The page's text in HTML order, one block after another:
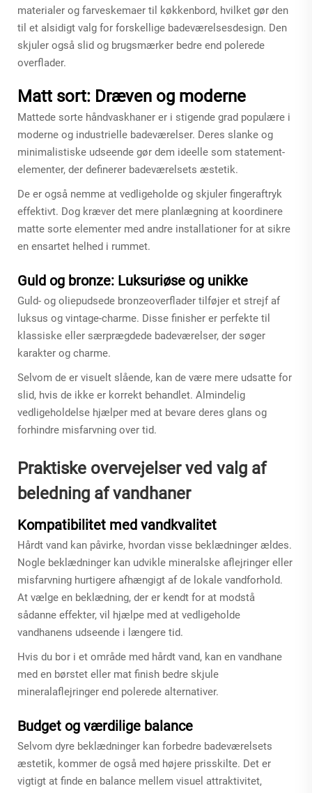
materialer og farveskemaer til køkkenbord, hvilket gør den
til et alsidigt valg for forskellige badeværelsesdesign. Den
skjuler også slid og brugsmærker bedre end polerede
overflader.
Matt sort: Dræven og moderne
Mattede sorte håndvaskhaner er i stigende grad populære i
moderne og industrielle badeværelser. Deres slanke og
minimalistiske udseende gør dem ideelle som statement-
elementer, der definerer badeværelsets æstetik.
De er også nemme at vedligeholde og skjuler fingeraftryk
effektivt. Dog kræver det mere planlægning at koordinere
matte sorte elementer med andre installationer for at sikre
en ensartet helhed i rummet.
Guld og bronze: Luksuriøse og unikke
Guld- og oliepudsede bronzeoverflader tilføjer et strejf af
luksus og vintage-charme. Disse finisher er perfekte til
klassiske eller særprægdede badeværelser, der søger
karakter og charme.
Selvom de er visuelt slående, kan de være mere udsatte for
slid, hvis de ikke er korrekt behandlet. Almindelig
vedligeholdelse hjælper med at bevare deres glans og
forhindre misfarvning over tid.
Praktiske overvejelser ved valg af
beledning af vandhaner
Kompatibilitet med vandkvalitet
Hårdt vand kan påvirke, hvordan visse beklædninger ældes.
Nogle beklædninger kan udvikle mineralske aflejringer eller
misfarvning hurtigere afhængigt af de lokale vandforhold.
At vælge en beklædning, der er kendt for at modstå
sådanne effekter, vil hjælpe med at vedligeholde
vandhanens udseende i længere tid.
Hvis du bor i et område med hårdt vand, kan en vandhane
med en børstet eller mat finish bedre skjule
mineralaflejringer end polerede alternativer.
Budget og værdilige balance
Selvom dyre beklædninger kan forbedre badeværelsets
æstetik, kommer de også med højere prisskilte. Det er
vigtigt at finde en balance mellem visuel attraktivitet,